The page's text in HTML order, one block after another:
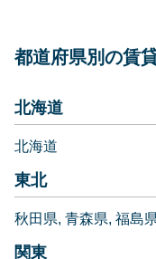
都道府県別の賃
北海道
北海道
東北
秋田県 青森県 福島
関東